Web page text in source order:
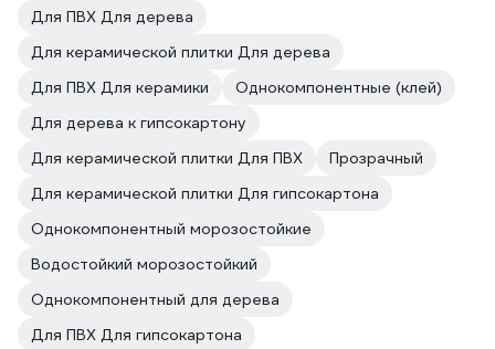
Для ПВХ Для дерева
Для керамической плитки Для дерева
Для ПВХ Для керамики
Однокомпонентные (клей)
Для дерева к гипсокартону
Для керамической плитки Для ПВХ
Прозрачный
Для керамической плитки Для гипсокартона
Однокомпонентный морозостойкие
Водостойкий морозостойкий
Однокомпонентный для дерева
Для ПВХ Для гипсокартона